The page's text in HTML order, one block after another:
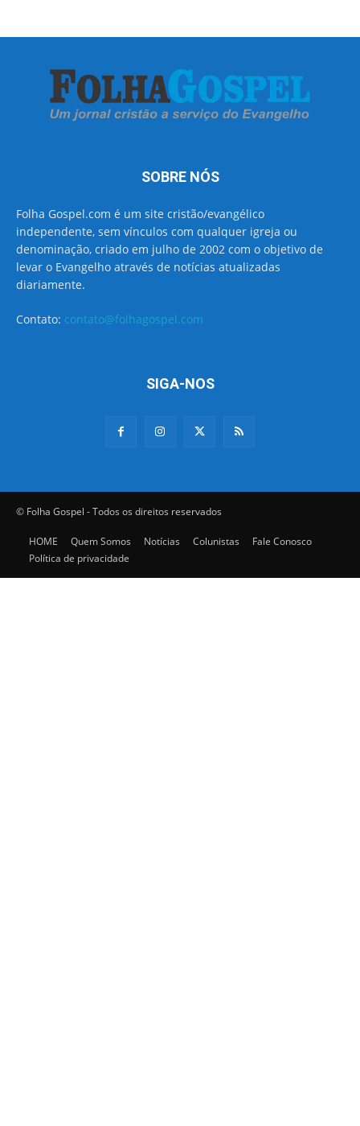
SOBRE NÓS
Folha Gospel.com é um site cristão/evangélico
independente, sem vínculos com qualquer igreja ou
denominação, criado em julho de 2002 com o objetivo de
levar o Evangelho através de notícias atualizadas
diariamente.
Contato: contato@folhagospel.com
SIGA-NOS
© Folha Gospel - Todos os direitos reservados
HOME Quem Somos Notícias Colunistas
Fale Conosco
Política de privacidade